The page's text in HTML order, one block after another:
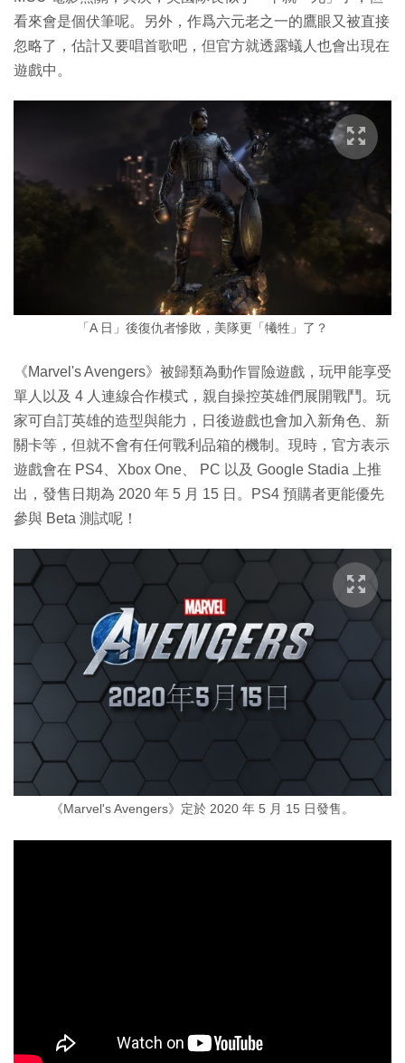
看來會是個伏筆呢。另外，作爲六元老之一的鷹眼又被直接
忽略了，估計又要唱首歌吧，但官方就透露蟻人也會出現在
遊戲中。
「A 日」後復仇者慘敗，美隊更「犧牲」了？
《Marvel's Avengers》被歸類為動作冒險遊戲，玩甲能享受
單人以及 4 人連線合作模式，親自操控英雄們展開戰鬥。玩
家可自訂英雄的造型與能力，日後遊戲也會加入新角色、新
關卡等，但就不會有任何戰利品箱的機制。現時，官方表示
遊戲會在 PS4、Xbox One、 PC 以及 Google Stadia 上推
出，發售日期為 2020 年 5 月 15 日。PS4 預購者更能優先
參與 Beta 測試呢！
《Marvel's Avengers》定於 2020 年 5 月 15 日發售。